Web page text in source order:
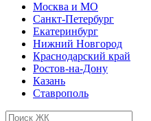
Москва и МО
Санкт-Петербург
Екатеринбург
Нижний Новгород
Краснодарский край
Ростов-на-Дону
Казань
Ставрополь